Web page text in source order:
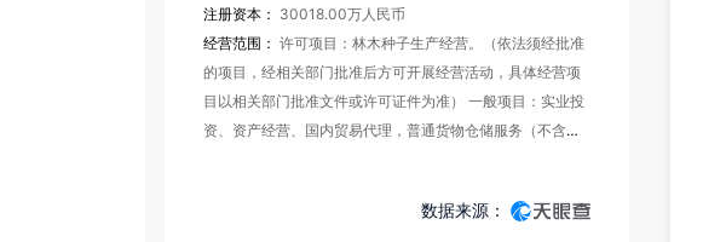
注册资本： 30018.00万人民币
经营范围： 许可项目：林木种子生产经营。（依法须经批准
的项目，经相关部门批准后方可开展经营活动，具体经营项
目以相关部门批准文件或许可证件为准） 一般项目：实业投
资、资产经营、国内贸易代理，普通货物仓储服务（不含危
展览服务，财务咨询，城市绿化管理，林业产品销售。（除
数据来源：